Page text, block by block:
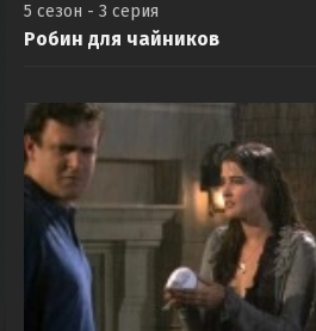
5 сезон - 3 серия
Робин для чайников